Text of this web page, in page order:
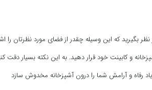
بگیرید که این وسیله چقدر از فضای مورد نظرتان
و کابینت خود قرار دهید. به این نکته بسیار دقت